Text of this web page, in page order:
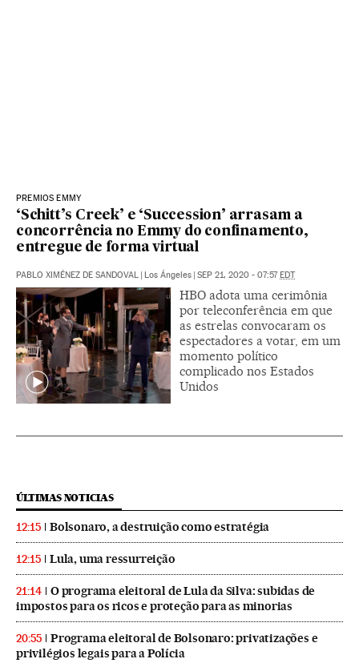
PREMIOS EMMY
‘Schitt’s Creek’ e ‘Succession’ arrasam a
concorrência no Emmy do confinamento,
entregue de forma virtual
PABLO XIMÉNEZ DE SANDOVAL | Los Ángeles | SEP 21, 2020 - 07:57EDT
HBO adota uma cerimônia
por teleconferência em que
as estrelas convocaram os
espectadores a votar, em um
momento político
complicado nos Estados
Unidos
ÚLTIMAS NOTICIAS
12:15 Bolsonaro, a destruição como estratégia
12:15 Lula, uma ressurreição
21:14
O programa eleitoral de Lula da Silva: subidas de
impostos para os ricos e proteção para as minorias
20:55
Programa eleitoral de Bolsonaro: privatizações e
privilégios legais para a Polícia